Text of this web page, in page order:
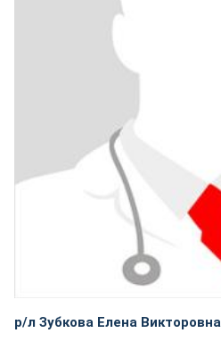
р/л Зубкова Елена Викторовна